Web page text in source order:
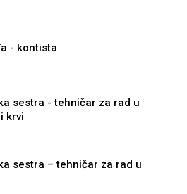
- kontista
sestra - tehničar za rad u
krvi
sestra – tehničar za rad u